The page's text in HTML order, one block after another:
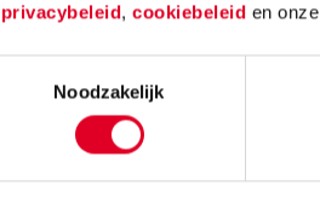
privacybeleid, cookiebeleid en onze
Noodzakelijk
Deze
kerstballenboom is
een echte eyecatcher!
Plak verschillende
groottes van